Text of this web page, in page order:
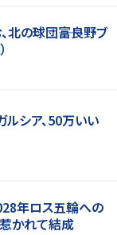
北の球団――富良野ブ
シア、50万いい
年ロス五輪への
かれて結成